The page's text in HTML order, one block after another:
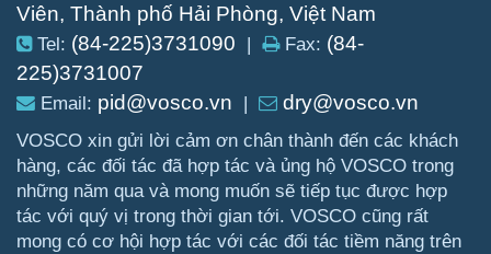
Viên, Thành phố Hải Phòng, Việt Nam
Tel: (84-225)3731090 | Fax: (84-
225)3731007
Email: pid@vosco.vn | dry@vosco.vn
VOSCO xin gửi lời cảm ơn chân thành đến các khách
hàng, các đối tác đã hợp tác và ủng hộ VOSCO trong
những năm qua và mong muốn sẽ tiếp tục được hợp
tác với quý vị trong thời gian tới. VOSCO cũng rất
mong có cơ hội hợp tác với các đối tác tiềm năng trên